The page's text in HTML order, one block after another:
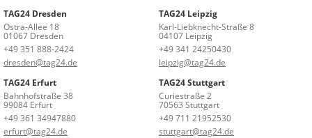
TAG24 Dresden
Ostra-Allee 18
01067 Dresden
+49 351 888-2424
dresden@tag24.de
TAG24 Leipzig
Karl-Liebknecht-Straße 8
04107 Leipzig
+49 341 24250430
leipzig@tag24.de
TAG24 Erfurt
Bahnhofstraße 38
99084 Erfurt
+49 361 34947880
erfurt@tag24.de
TAG24 Stuttgart
Curiestraße 2
70563 Stuttgart
+49 711 21952530
stuttgart@tag24.de